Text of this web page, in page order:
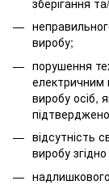
виробу;
порушення
електричним
виробу осіб,
відсутність
виробу